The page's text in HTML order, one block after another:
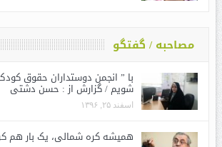
مصاحبه / گفتگو
با ” انجمن دوستداران حقوق
شویم / گزارش از : حسن دشتی
اسفند ۲۵, ۱۳۹۶
همیشه کره شمالی، یک بار هم